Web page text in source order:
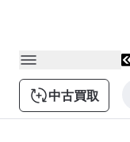
中古買取